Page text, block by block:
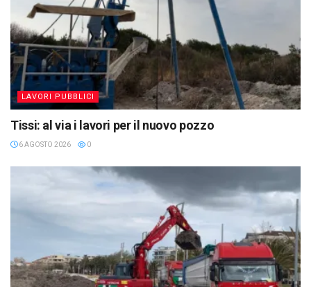
LAVORI PUBBLICI
Tissi: al via i lavori per il nuovo pozzo
6 AGOSTO 2026 0